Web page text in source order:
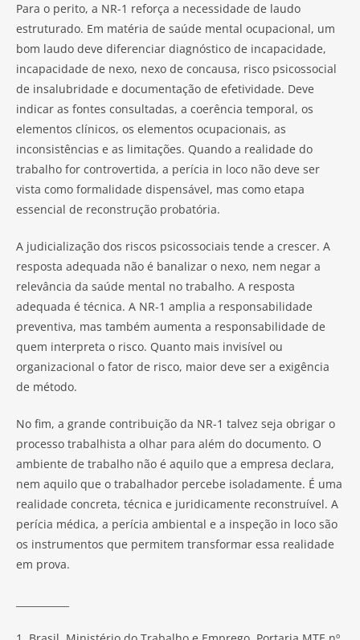
Para o perito, a NR-1 reforça a necessidade de laudo
estruturado. Em matéria de saúde mental ocupacional, um
bom laudo deve diferenciar diagnóstico de incapacidade,
incapacidade de nexo, nexo de concausa, risco psicossocial
de insalubridade e documentação de efetividade. Deve
indicar as fontes consultadas, a coerência temporal, os
elementos clínicos, os elementos ocupacionais, as
inconsistências e as limitações. Quando a realidade do
trabalho for controvertida, a perícia in loco não deve ser
vista como formalidade dispensável, mas como etapa
essencial de reconstrução probatória.
A judicialização dos riscos psicossociais tende a crescer. A
resposta adequada não é banalizar o nexo, nem negar a
relevância da saúde mental no trabalho. A resposta
adequada é técnica. A NR-1 amplia a responsabilidade
preventiva, mas também aumenta a responsabilidade de
quem interpreta o risco. Quanto mais invisível ou
organizacional o fator de risco, maior deve ser a exigência
de método.
No fim, a grande contribuição da NR-1 talvez seja obrigar o
processo trabalhista a olhar para além do documento. O
ambiente de trabalho não é aquilo que a empresa declara,
nem aquilo que o trabalhador percebe isoladamente. É uma
realidade concreta, técnica e juridicamente reconstruível. A
perícia médica, a perícia ambiental e a inspeção in loco são
os instrumentos que permitem transformar essa realidade
em prova.